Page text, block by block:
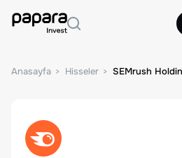
Anasayfa Hisseler SEMrush